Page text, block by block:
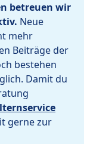
betreuen wir
Neue
mehr
Beiträge der
bestehen
Damit du
gerne zur